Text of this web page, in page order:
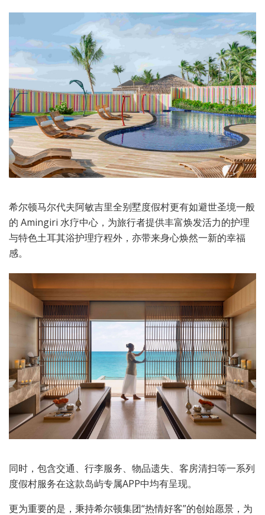
希尔顿马尔代夫阿敏吉里全别墅度假村更有如避世圣境一般
的 Amingiri 水疗中心，为旅行者提供丰富焕发活力的护理
与特色土耳其浴护理疗程外，亦带来身心焕然一新的幸福
感。
同时，包含交通、行李服务、物品遗失、客房清扫等一系列
度假村服务在这款岛屿专属APP中均有呈现。
更为重要的是，秉持希尔顿集团“热情好客”的创始愿景，为